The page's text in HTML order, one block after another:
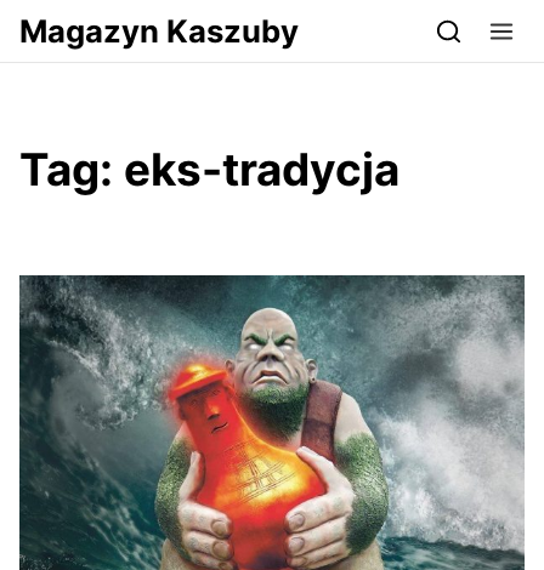
Przejdź do serwisu magazynkaszuby.pl
Magazyn Kaszuby
Tag: eks-tradycja